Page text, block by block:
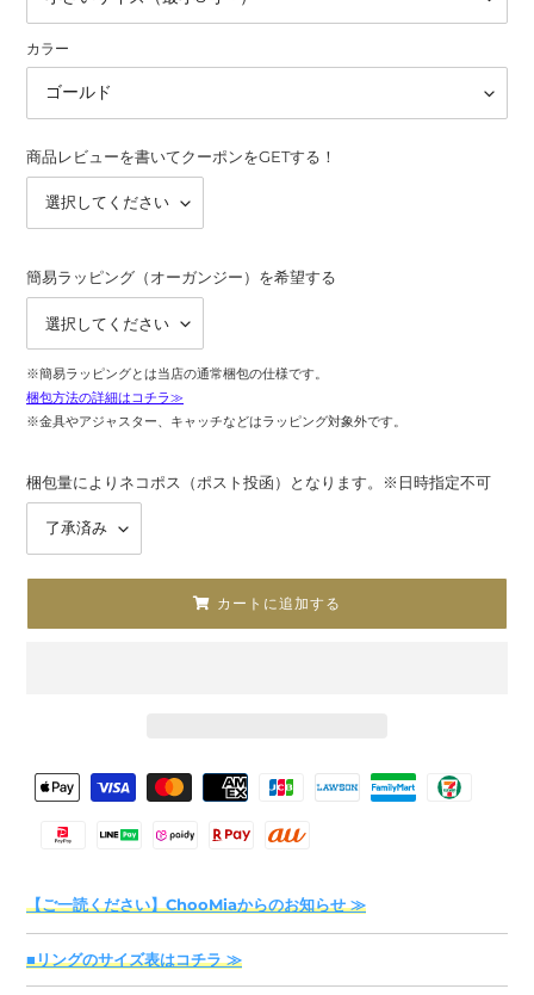
カラー
商品レビューを書いてクーポンをGETする！
簡易ラッピング（オーガンジー）を希望する
※簡易ラッピングとは当店の通常梱包の仕様です。
梱包方法の詳細はコチラ≫
※金具やアジャスター、キャッチなどはラッピング対象外です。
梱包量によりネコポス（ポスト投函）となります。※日時指定不可
カートに追加する
カ
ー
品
を
追
決
済
【ご一読ください】ChooMiaからのお知らせ ≫
■リングのサイズ表はコチラ ≫